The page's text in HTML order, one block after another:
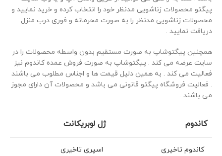
پیگتو محصولات زناشویی مدنظر خود را انتخاب کرده و خرید نمایید و
محصولات زناشویی مدنظر را به صورت محرمانه و فوری درب منزل
دریافت نمایید .
همچنین پیگتوشاپ به صورت مستقیم بدون واسطه محصولات را در
سایت عرضه می کند . پیگتوشاپ به صورت فروش عمده کاندوم نیز
فعالیت می کند . به همین دلیل قیمت ها و اجناس مطلوب می باشند
. فعالیت فروشگاه پیگتو قانونی می باشد و محصولات آن دارای مجوز
می باشند .
کاندوم ژل لوبریکانت
کاندوم تاخیری اسپری تاخیری